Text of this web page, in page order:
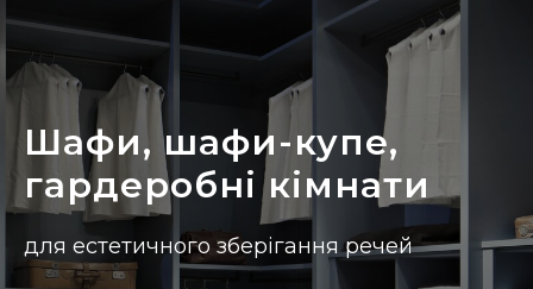
Шафи, шафи-купе,
гардеробні кімнати
для естетичного зберігання речей